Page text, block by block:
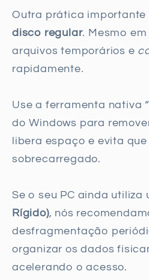
Outra prática importante
disco regular. Mesmo
arquivos temporários e
rapidamente.
Use a ferramenta nativa
do Windows para
libera espaço e evita
sobrecarregado.
Se o seu PC ainda utiliza
Rígido), nós
desfragmentação
organizar os dados
acelerando o acesso.